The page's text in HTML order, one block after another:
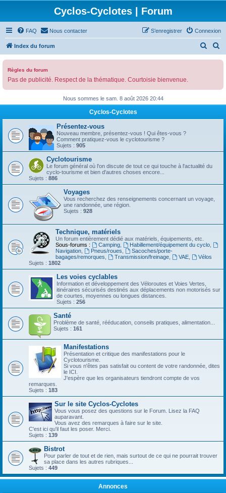
Cyclos-Cyclotes | Forum
FAQ Nous contacter Connexion
S’enregistrer
Index du forum
r
c
r
r
c
r
Règles du forum
Pas de publicité. Respect de la thématique. Courtoisie bienvenue.
Nous sommes le sam. 8 août 2026 20:44
Cyclos-Cyclotes
Présentez-vous
Nouveau membre, présentez-vous ! Qui êtes-vous ?
Comment pratiquez-vous le cyclotourisme ?
Sujets : 905
Cyclotourisme
Le forum général où l'on discute de tout ce qui touche à l'actualité du
cyclo-tourisme et bien d'autres choses encore...
Sujets : 886
Voyages
Vous recherchez des renseignements concernant un voyage,
une randonnée, une région.
Sujets : 928
Technique, matériels
Un forum entièrement dédié aux matériels, équipements, etc.
Sous-forums :
Camping, Habillement/équipement du cyclo,
Navigation
Pneus/roues
Sacoches/porte-
bagages/remorques
Transmission/freinage, VAE,
Vélos
Sujets : 1802
Les voies cyclables
Information et développement des Véloroutes et Voies Vertes,
itinéraires sécurisés destinés aux déplacements non motorisés sur
de courtes, moyennes ou longues distances.
Sujets : 256
Santé
Problème de santé, rééducation, conseils pratiques, alimentation...
Sujets : 161
Manifestations
Présentation et critique des manifestations pour le
Cyclotourisme.
Si vous n'êtes pas satisfait ou content de votre randonnée, dites
le ICI.
J'espère que les organisateurs tiendront compte de vos
remarques.
Sujets : 183
Sur le site Cyclos-Cyclotes
Vous vous posez des questions sur le Forum. Lisez la FAQ
auparavant.
Vous avez des remarques à faire sur le site.
C'est ici qu'il faut les poser. Merci.
Sujets : 139
Bistrot
Pour parler de tout et de rien, mais surtout de ce qui ne pourrait trouver
sa place dans les autres rubriques...
Sujets : 449
Annonces